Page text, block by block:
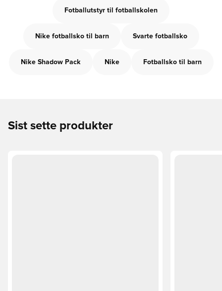
Fotballutstyr til fotballskolen
Nike fotballsko til barn Svarte fotballsko
Nike Shadow Pack Nike Fotballsko til barn
Sist sette produkter